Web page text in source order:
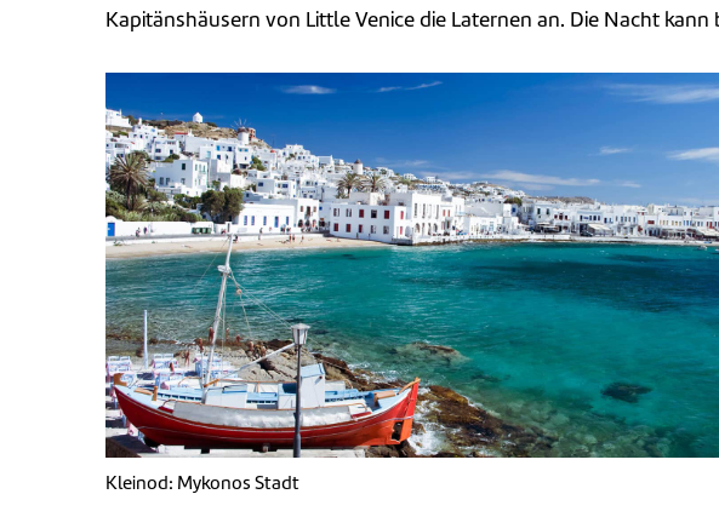
Kapitänshäusern von Little Venice die Laternen an. Die Nacht kann
Kleinod: Mykonos Stadt